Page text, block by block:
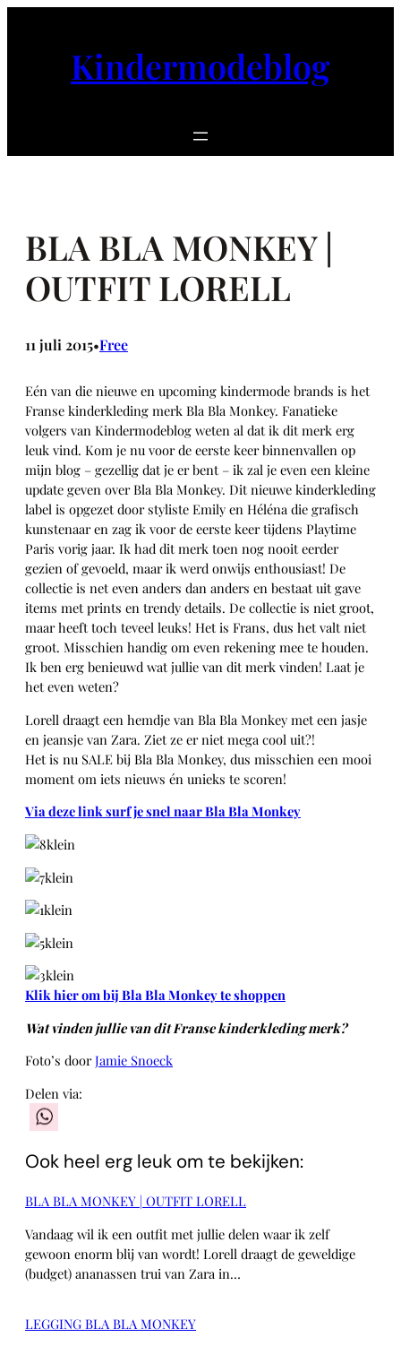
Kindermodeblog
BLA BLA MONKEY |
OUTFIT LORELL
11 juli 2015•Free
Eén van die nieuwe en upcoming kindermode brands is het
Franse kinderkleding merk Bla Bla Monkey. Fanatieke
volgers van Kindermodeblog weten al dat ik dit merk erg
leuk vind. Kom je nu voor de eerste keer binnenvallen op
mijn blog – gezellig dat je er bent – ik zal je even een kleine
update geven over Bla Bla Monkey. Dit nieuwe kinderkleding
label is opgezet door styliste Emily en Héléna die grafisch
kunstenaar en zag ik voor de eerste keer tijdens Playtime
Paris vorig jaar. Ik had dit merk toen nog nooit eerder
gezien of gevoeld, maar ik werd onwijs enthousiast! De
collectie is net even anders dan anders en bestaat uit gave
items met prints en trendy details. De collectie is niet groot,
maar heeft toch teveel leuks! Het is Frans, dus het valt niet
groot. Misschien handig om even rekening mee te houden.
Ik ben erg benieuwd wat jullie van dit merk vinden! Laat je
het even weten?
Lorell draagt een hemdje van Bla Bla Monkey met een jasje
en jeansje van Zara. Ziet ze er niet mega cool uit?!
Het is nu SALE bij Bla Bla Monkey, dus misschien een mooi
moment om iets nieuws én unieks te scoren!
Via deze link surf je snel naar Bla Bla Monkey
Klik hier om bij Bla Bla Monkey te shoppen
Wat vinden jullie van dit Franse kinderkleding merk?
Foto’s doorJamie Snoeck
Delen via:
Ook heel erg leuk om te bekijken:
BLA BLA MONKEY | OUTFIT LORELL
Vandaag wil ik een outfit met jullie delen waar ik zelf
gewoon enorm blij van wordt! Lorell draagt de geweldige
(budget) ananassen trui van Zara in…
LEGGING BLA BLA MONKEY